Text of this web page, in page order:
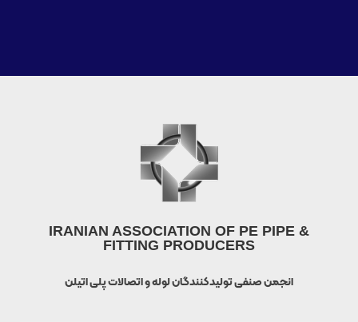
IRANIAN ASSOCIATION OF PE PIPE &
FITTING PRODUCERS
انجمن صنفی تولیدکنندگان لوله و اتصالات پلی اتیلن